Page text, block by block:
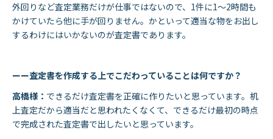
外回りなど査定業務だけが仕事ではないので、1件に1〜2時間も
かけていたら他に手が回りません。かといって適当な物をお出し
するわけにはいかないのが査定書であります。
ーー査定書を作成する上でこだわっていることは何ですか？
高橋様： できるだけ査定書を正確に作りたいと思っています。机
上査定だから適当だと思われたくなくて、できるだけ最初の時点
で完成された査定書で出したいと思っています。